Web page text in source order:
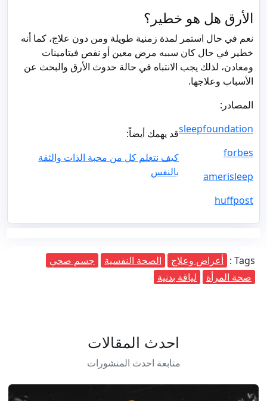
الأرق هل هو خطير؟
نعم في حال استمر لمدة زمنية طويلة ومن دون علاج، كما أنه
خطير في حال كان سببه مرض معين أو نفص فيتامينات
ومعادن، لذلك يجب الانتباه في حالة حدوث الأرق والبحث عن
الأسباب وعلاجها.
المصادر:
sleepfoundation
forbes
amerisleep
huffpost
قد يهمك أيضاً:
كيف نتعلم كل من محبة الذات والثقة
بالنفس
Tags : أعراض وعلاج الصحة النفسية
جسم صحي
صحة المرأة
لياقة بدنية
احدث المقالات
متابعة احدث المنشورات